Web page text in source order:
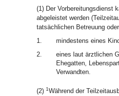
(1) Der Vorbereitungsdienst
abgeleistet werden
tatsächlichen Betreuung
1.
mindestens eines
2.
eines laut ärztlichen
Ehegatten,
Verwandten.
(2) 1Während der